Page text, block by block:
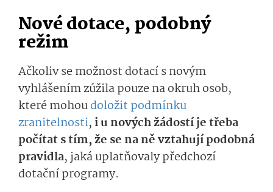
Nové dotace, podobný
režim
Ačkoliv se možnost dotací s novým
vyhlášením zúžila pouze na okruh osob,
které mohoudoložit podmínku
zranitelnosti,i u nových žádostí je třeba
počítat s tím, že se na ně vztahují podobná
pravidla, jaká uplatňovalypřed­chozí
dotačníprogra­my.